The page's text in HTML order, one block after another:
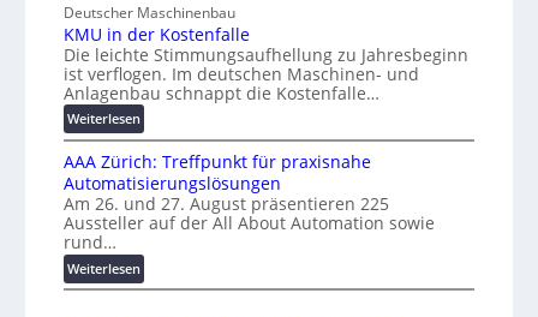
c
h
a
f
n
i
v
e
r
l
A
u
t
a
Deutscher Maschinenbau
KMU in der Kostenfalle
Die leichte Stimmungsaufhellung zu Jahresbeginn
ist verflogen. Im deutschen Maschinen- und
Anlagenbau schnappt die Kostenfalle…
Weiterlesen:
K
M
U
i
n
e
r
AAA Zürich: Treffpunkt für praxisnahe
Automatisierungslösungen
Am 26. und 27. August präsentieren 225
Aussteller auf der All About Automation sowie
rund…
Weiterlesen:
A